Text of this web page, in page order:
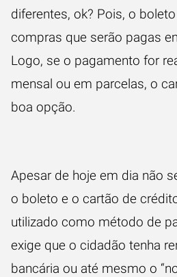
diferentes, ok? Pois, o
compras que serão pagas
Logo, se o pagamento for
mensal ou em parcelas, o
boa opção.
Apesar de hoje em dia não
o boleto e o cartão de
utilizado como método de
exige que o cidadão tenha
bancária ou até mesmo o